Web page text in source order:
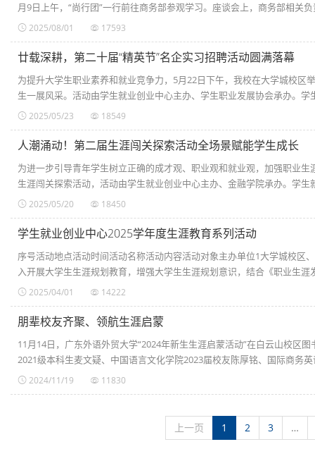
月9日上午，“尚行团”一行前往商务部参观学习。座谈会上，商务部相关负
2025/08/01 17593
廿载深耕，第二十届“精英节”名企实习招聘活动圆满落幕
为提升大学生职业素养和就业竞争力，5月22日下午，我校在大学城校区
生一展风采。活动由学生就业创业中心主办、学生职业发展协会承办。学
2025/05/23 18549
人潮涌动！第二届生涯闯关探索活动全场景赋能学生成长
为进一步引导青年学生树立正确的成才观、职业观和就业观，加强职业
生涯闯关探索活动，活动由学生就业创业中心主办、金融学院承办。学生
2025/05/20 18450
学生就业创业中心2025学年度生涯教育系列活动
序号活动地点活动时间活动名称活动内容活动对象主办单位1大学城校区
入开展大学生生涯规划教育，增强大学生生涯规划意识，结合《职业生涯
2025/04/01 14222
朋辈校友齐聚、领航生涯启蒙
11月14日，广东外语外贸大学“2024年新生生涯启蒙活动”在白云山校区
2021级本科生麦文疑、中国语言文化学院2023届校友陈厚铭、国际商务英
2024/11/19 11830
上一页 1 2 3 …